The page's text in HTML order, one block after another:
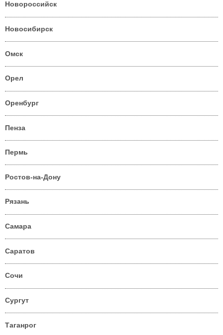
Новороссийск
Новосибирск
Омск
Орел
Оренбург
Пенза
Пермь
Ростов-на-Дону
Рязань
Самара
Саратов
Сочи
Сургут
Таганрог